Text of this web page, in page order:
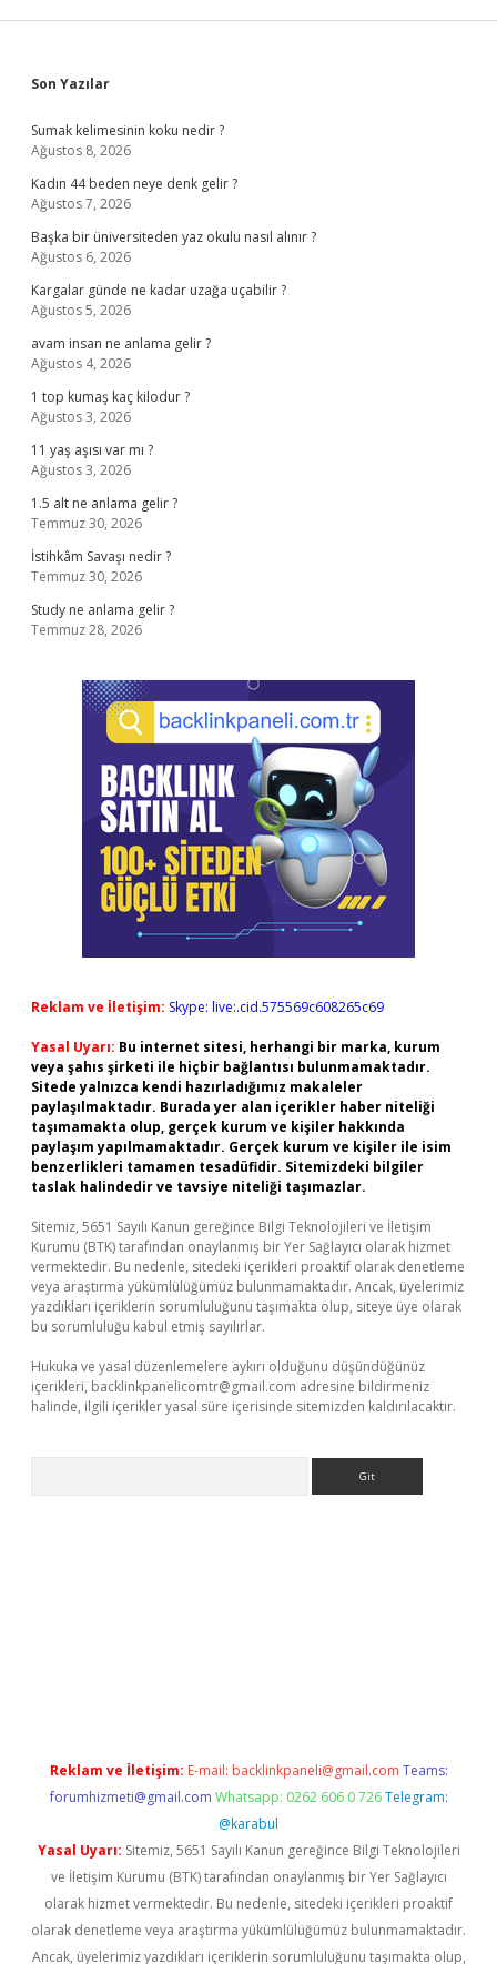
Sidebar
Son Yazılar
Sumak kelimesinin koku nedir ?
Ağustos 8, 2026
Kadın 44 beden neye denk gelir ?
Ağustos 7, 2026
Başka bir üniversiteden yaz okulu nasıl alınır ?
Ağustos 6, 2026
Kargalar günde ne kadar uzağa uçabilir ?
Ağustos 5, 2026
avam insan ne anlama gelir ?
Ağustos 4, 2026
1 top kumaş kaç kilodur ?
Ağustos 3, 2026
11 yaş aşısı var mı ?
Ağustos 3, 2026
1.5 alt ne anlama gelir ?
Temmuz 30, 2026
İstihkâm Savaşı nedir ?
Temmuz 30, 2026
Study ne anlama gelir ?
Temmuz 28, 2026
Reklam ve İletişim: Skype: live:.cid.575569c608265c69
Yasal Uyarı: Bu internet sitesi, herhangi bir marka, kurum
veya şahıs şirketi ile hiçbir bağlantısı bulunmamaktadır.
Sitede yalnızca kendi hazırladığımız makaleler
paylaşılmaktadır. Burada yer alan içerikler haber niteliği
taşımamakta olup, gerçek kurum ve kişiler hakkında
paylaşım yapılmamaktadır. Gerçek kurum ve kişiler ile isim
benzerlikleri tamamen tesadüfidir. Sitemizdeki bilgiler
taslak halindedir ve tavsiye niteliği taşımazlar.
Sitemiz, 5651 Sayılı Kanun gereğince Bilgi Teknolojileri ve İletişim
Kurumu (BTK) tarafından onaylanmış bir Yer Sağlayıcı olarak hizmet
vermektedir. Bu nedenle, sitedeki içerikleri proaktif olarak denetleme
veya araştırma yükümlülüğümüz bulunmamaktadır. Ancak, üyelerimiz
yazdıkları içeriklerin sorumluluğunu taşımakta olup, siteye üye olarak
bu sorumluluğu kabul etmiş sayılırlar.
Hukuka ve yasal düzenlemelere aykırı olduğunu düşündüğünüz
içerikleri, backlinkpanelicomtr@gmail.com adresine bildirmeniz
halinde, ilgili içerikler yasal süre içerisinde sitemizden kaldırılacaktır.
Reklam ve İletişim: E-mail: backlinkpaneli@gmail.com Teams:
forumhizmeti@gmail.com Whatsapp: 0262 606 0 726 Telegram:
@karabul
Yasal Uyarı: Sitemiz, 5651 Sayılı Kanun gereğince Bilgi Teknolojileri
ve İletişim Kurumu (BTK) tarafından onaylanmış bir Yer Sağlayıcı
olarak hizmet vermektedir. Bu nedenle, sitedeki içerikleri proaktif
olarak denetleme veya araştırma yükümlülüğümüz bulunmamaktadır.
Ancak, üyelerimiz yazdıkları içeriklerin sorumluluğunu taşımakta olup,